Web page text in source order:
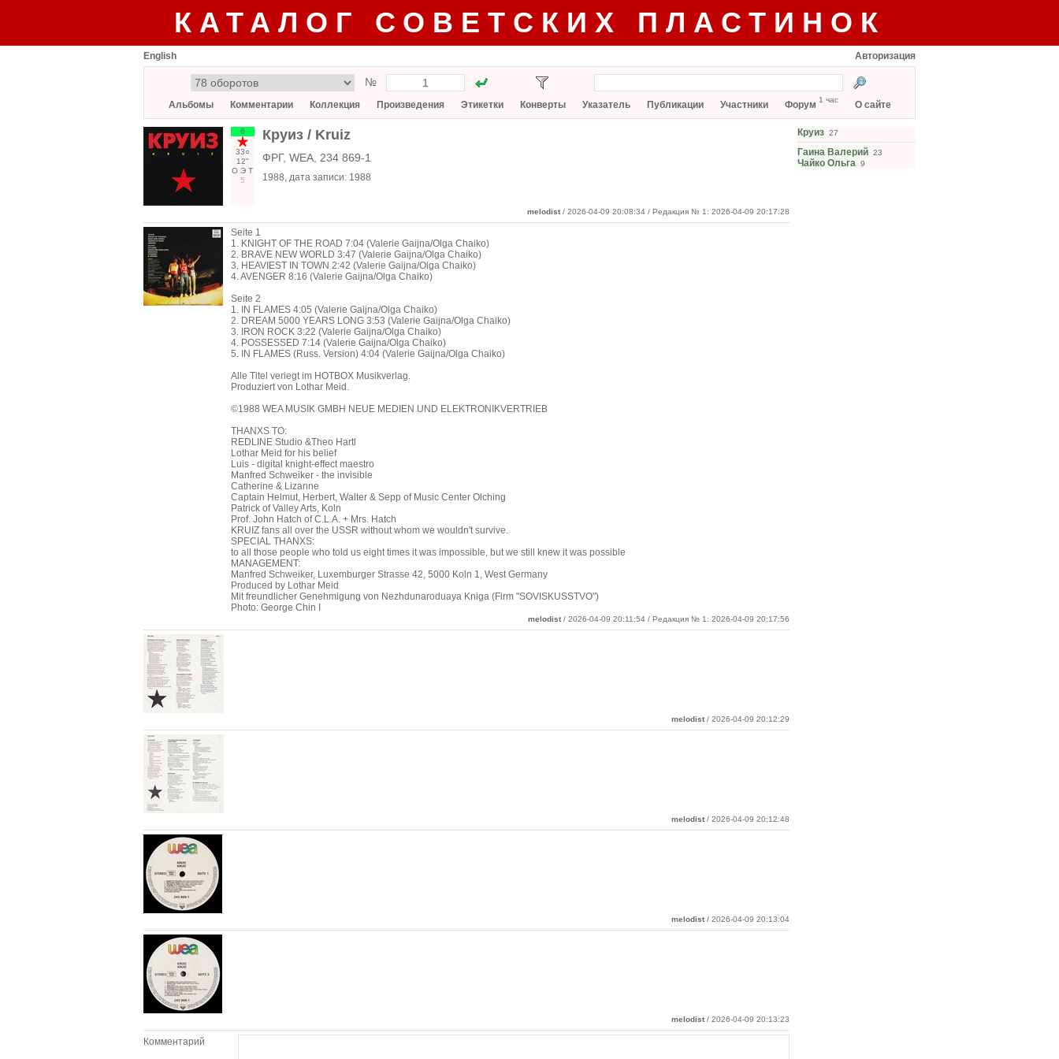
КАТАЛОГ СОВЕТСКИХ ПЛАСТИНОК
English Авторизация
№
Альбомы Комментарии Коллекция Произведения Этикетки Конверты Указатель Публикации Участники Форум 1 час О сайте
6
33○
12"
О Э Т
5
Круиз / Kruiz
ФРГ, WEA, 234 869-1
1988, дата записи: 1988
melodist / 2026-04-09 20:08:34 / Редакция № 1: 2026-04-09 20:17:28
Seite 1
1. KNIGHT OF THE ROAD 7:04 (Valerie Gaijna/Olga Chaiko)
2. BRAVE NEW WORLD 3:47 (Valerie Gaijna/Olga Chaiko)
3. HEAVIEST IN TOWN 2:42 (Valerie Gaijna/Olga Chaiko)
4. AVENGER 8:16 (Valerie Gaijna/Olga Chaiko)
Seite 2
1. IN FLAMES 4:05 (Valerie Gaijna/Olga Chaiko)
2. DREAM 5000 YEARS LONG 3:53 (Valerie Gaijna/Olga Chaiko)
3. IRON ROCK 3:22 (Valerie Gaijna/Olga Chaiko)
4. POSSESSED 7:14 (Valerie Gaijna/Olga Chaiko)
5. IN FLAMES (Russ. Version) 4:04 (Valerie Gaijna/Olga Chaiko)
Alle Titel veriegt im HOTBOX Musikverlag.
Produziert von Lothar Meid.
©1988 WEA MUSIK GMBH NEUE MEDIEN UND ELEKTRONIKVERTRIEB
THANXS TO:
REDLINE Studio &Theo Hartl
Lothar Meid for his belief
Luis - digital knight-effect maestro
Manfred Schweiker - the invisible
Catherine & Lizanne
Captain Helmut, Herbert, Walter & Sepp of Music Center Olching
Patrick of Valley Arts, Koln
Prof. John Hatch of C.L.A. + Mrs. Hatch
KRUIZ fans all over the USSR without whom we wouldn't survive.
SPECIAL THANXS:
to all those people who told us eight times it was impossible, but we still knew it was possible
MANAGEMENT:
Manfred Schweiker, Luxemburger Strasse 42, 5000 Koln 1, West Germany
Produced by Lothar Meid
Mit freundlicher Genehmigung von Nezhdunaroduaya Kniga (Firm "SOVISKUSSTVO")
Photo: George Chin I
melodist / 2026-04-09 20:11:54 / Редакция № 1: 2026-04-09 20:17:56
melodist / 2026-04-09 20:12:29
melodist / 2026-04-09 20:12:48
melodist / 2026-04-09 20:13:04
melodist / 2026-04-09 20:13:23
Комментарий
Круиз 27
Гаина Валерий 23
Чайко Ольга 9